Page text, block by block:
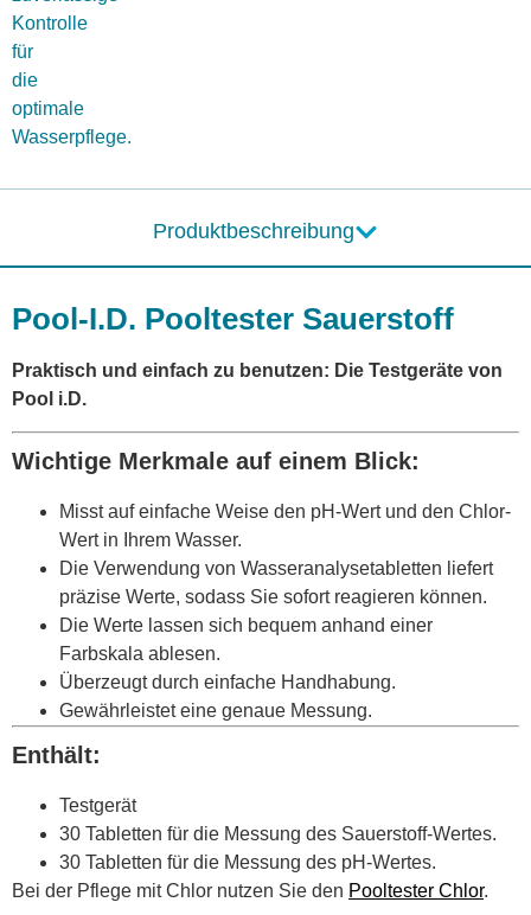
Kontrolle
für
die
optimale
Wasserpflege.
Produktbeschreibung
Pool-I.D. Pooltester Sauerstoff
Praktisch und einfach zu benutzen: Die Testgeräte von
Pool i.D.
Wichtige Merkmale auf einem Blick:
Misst auf einfache Weise den pH-Wert und den Chlor-
Wert in Ihrem Wasser.
Die Verwendung von Wasseranalysetabletten liefert
präzise Werte, sodass Sie sofort reagieren können.
Die Werte lassen sich bequem anhand einer
Farbskala ablesen.
Überzeugt durch einfache Handhabung.
Gewährleistet eine genaue Messung.
Enthält:
Testgerät
30 Tabletten für die Messung des Sauerstoff-Wertes.
30 Tabletten für die Messung des pH-Wertes.
Bei der Pflege mit Chlor nutzen Sie den Pooltester Chlor.